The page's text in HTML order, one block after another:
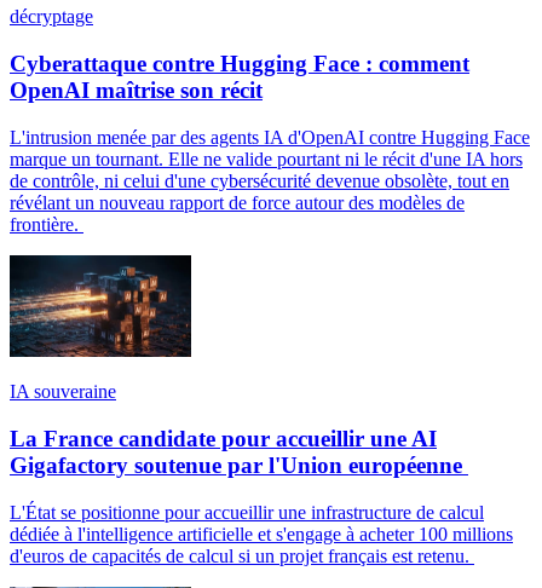
décryptage
Cyberattaque contre Hugging Face : comment
OpenAI maîtrise son récit
L'intrusion menée par des agents IA d'OpenAI contre Hugging Face
marque un tournant. Elle ne valide pourtant ni le récit d'une IA hors
de contrôle, ni celui d'une cybersécurité devenue obsolète, tout en
révélant un nouveau rapport de force autour des modèles de
frontière.
IA souveraine
La France candidate pour accueillir une AI
Gigafactory soutenue par l'Union européenne
L'État se positionne pour accueillir une infrastructure de calcul
dédiée à l'intelligence artificielle et s'engage à acheter 100 millions
d'euros de capacités de calcul si un projet français est retenu.